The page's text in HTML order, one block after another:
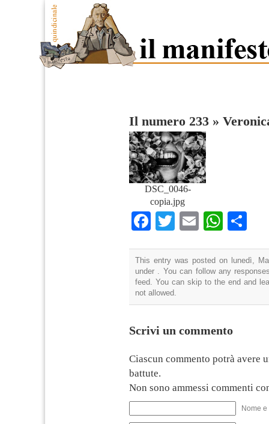
Il numero 233 »
DSC_0046-
copia.jpg
Facebook
TwitterEmail
This entry was posted on lunedì,
under . You can follow any
feed. You can skip to the end and
not allowed.
Scrivi un commento
Ciascun commento potrà avere
battute.
Non sono ammessi commenti
Nome